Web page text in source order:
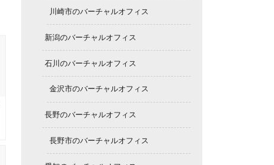
川崎市のバーチャルオフィス
新潟のバーチャルオフィス
石川のバーチャルオフィス
金沢市のバーチャルオフィス
長野のバーチャルオフィス
長野市のバーチャルオフィス